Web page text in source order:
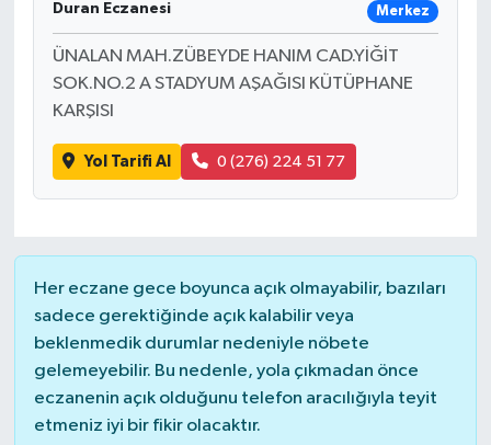
Duran Eczanesi Merkez
ÜNALAN MAH.ZÜBEYDE HANIM CAD.YİĞİT
SOK.NO.2 A STADYUM AŞAĞISI KÜTÜPHANE
KARŞISI
Yol Tarifi Al 0 (276) 224 51 77
Her eczane gece boyunca açık olmayabilir, bazıları
sadece gerektiğinde açık kalabilir veya
beklenmedik durumlar nedeniyle nöbete
gelemeyebilir. Bu nedenle, yola çıkmadan önce
eczanenin açık olduğunu telefon aracılığıyla teyit
etmeniz iyi bir fikir olacaktır.